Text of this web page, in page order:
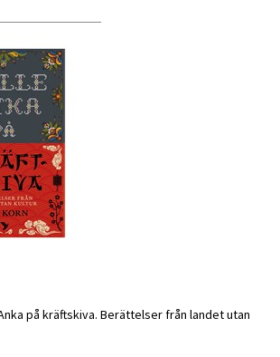
på kräftskiva. Berättelser från landet utan